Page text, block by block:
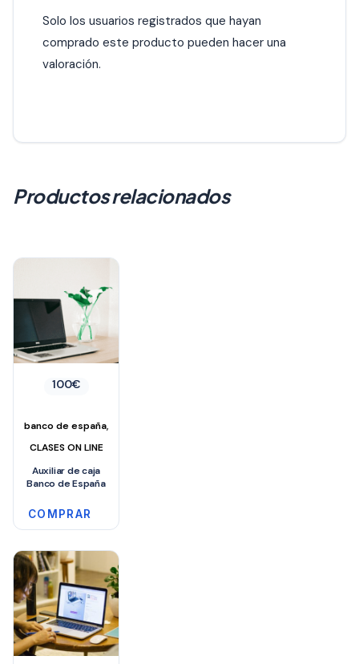
Solo los usuarios registrados que hayan
comprado este producto pueden hacer una
valoración.
Productos relacionados
100€
banco de españa,
CLASES ON LINE
Auxiliar de caja
Banco de España
COMPRAR